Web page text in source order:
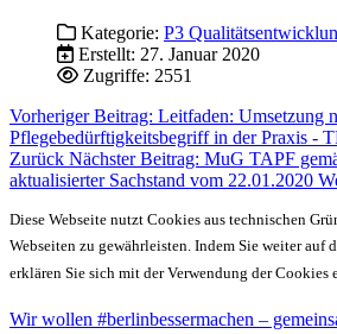
Kategorie: P3
Erstellt: 27. Januar 2020
Zugriffe: 2551
Vorheriger Beitrag: Leitfaden: Umsetzung
Pflegebedürftigkeitsbegriff in der Praxis -
Zurück Nächster Beitrag: MuG TAPF
aktualisierter Sachstand vom 22.01.2020
Diese Webseite nutzt Cookies aus technischen
Webseiten zu gewährleisten. Indem Sie weiter auf
erklären Sie sich mit der Verwendung der Cookies
Wir wollen #berlinbessermachen –